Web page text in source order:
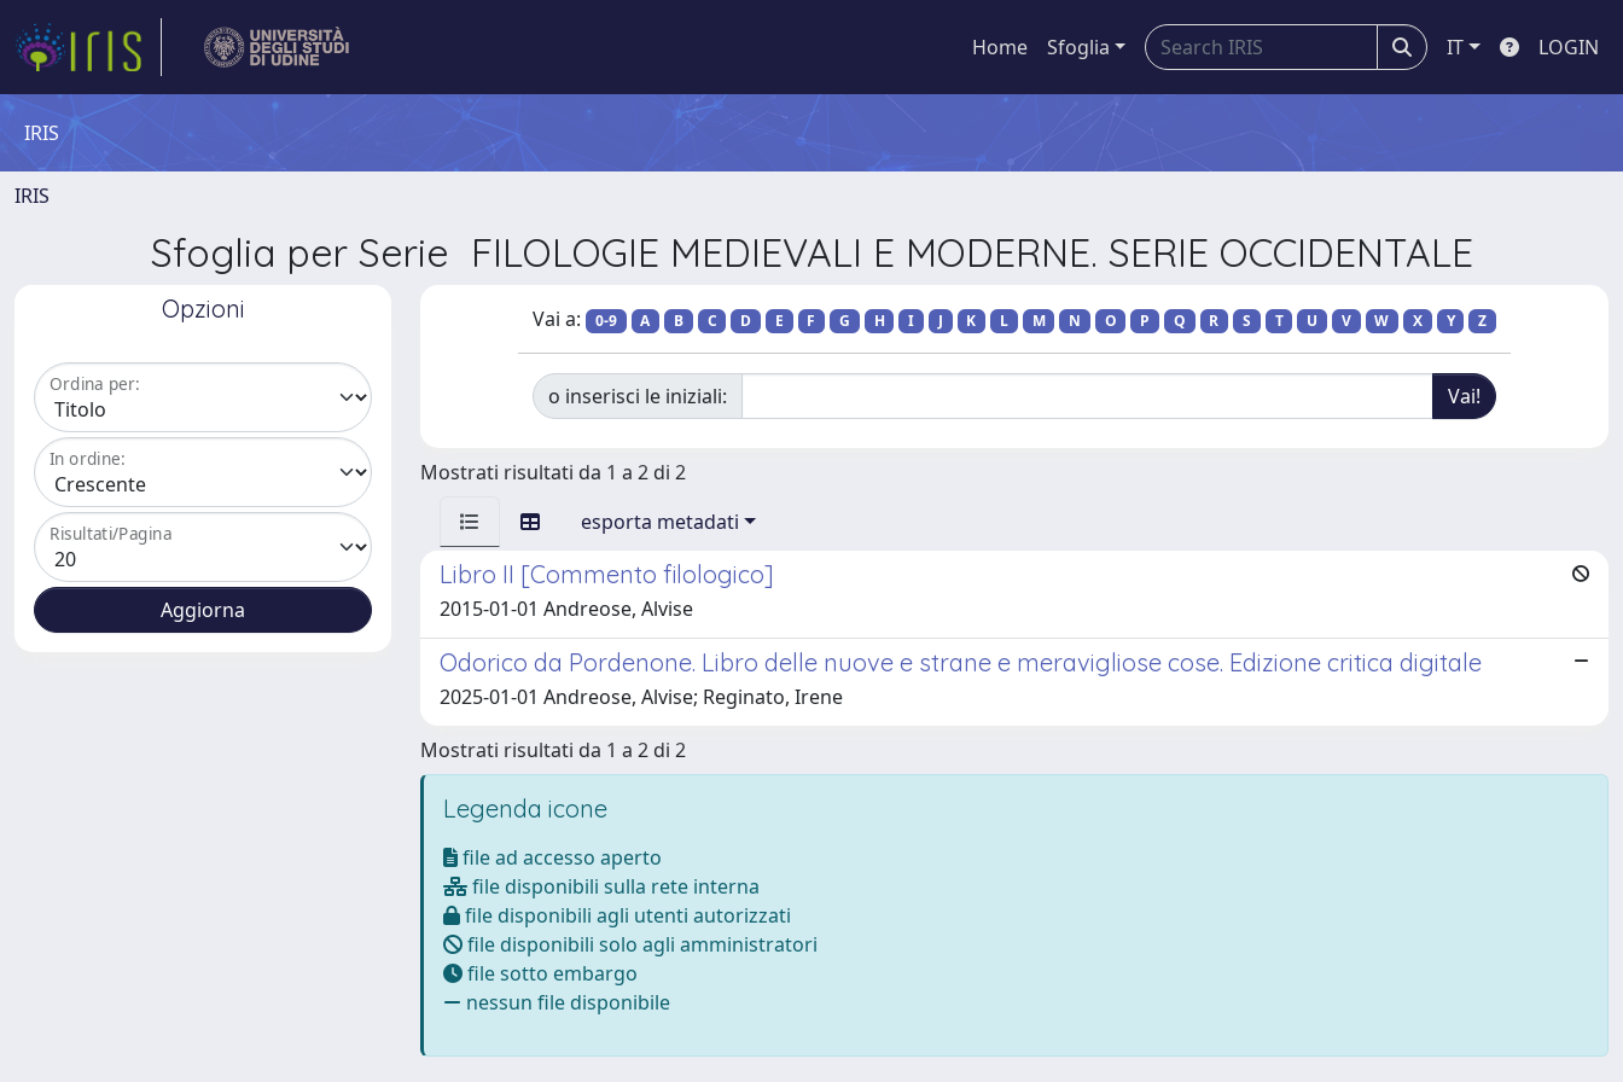
Home Sfoglia IT LOGIN
IRIS
IRIS
Sfoglia per Serie FILOLOGIE MEDIEVALI E MODERNE. SERIE OCCIDENTALE
Opzioni
Ordina per:
In ordine:
Risultati/Pagina
Vai a: 0-9 A B C D E F G H I J K L M N O P Q R S T U V W X Y Z
o inserisci le iniziali:
Mostrati risultati da 1 a 2 di 2
esporta metadati
Libro II [Commento filologico]
2015-01-01 Andreose, Alvise
Odorico da Pordenone. Libro delle nuove e strane e meravigliose cose. Edizione critica digitale
2025-01-01 Andreose, Alvise; Reginato, Irene
Mostrati risultati da 1 a 2 di 2
Legenda icone
file ad accesso aperto
file disponibili sulla rete interna
file disponibili agli utenti autorizzati
file disponibili solo agli amministratori
file sotto embargo
nessun file disponibile